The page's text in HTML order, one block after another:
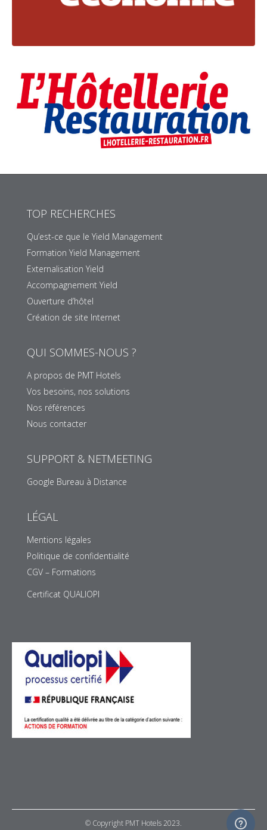
TOP RECHERCHES
Qu’est-ce que le Yield Management
Formation Yield Management
Externalisation Yield
Accompagnement Yield
Ouverture d’hôtel
Création de site Internet
QUI SOMMES-NOUS ?
A propos de PMT Hotels
Vos besoins, nos solutions
Nos références
Nous contacter
SUPPORT & NETMEETING
Google Bureau à Distance
LÉGAL
Mentions légales
Politique de confidentialité
CGV – Formations
Certificat QUALIOPI
© Copyright PMT Hotels 2023.